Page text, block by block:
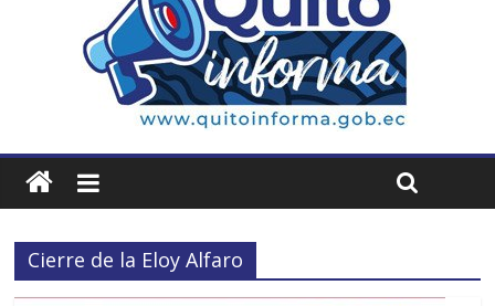
Cierre de la Eloy Alfaro